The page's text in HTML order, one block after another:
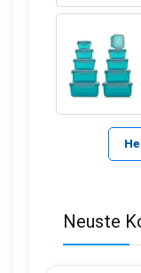
Neuste